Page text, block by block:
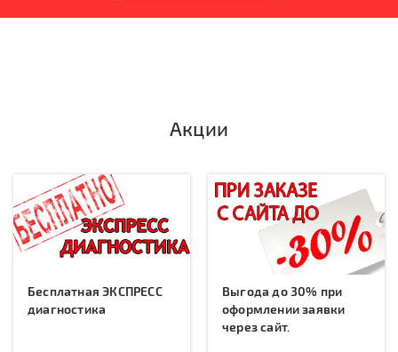
Акции
Бесплатная ЭКСПРЕСС
диагностика
Выгода до 30% при
оформлении заявки
через сайт.